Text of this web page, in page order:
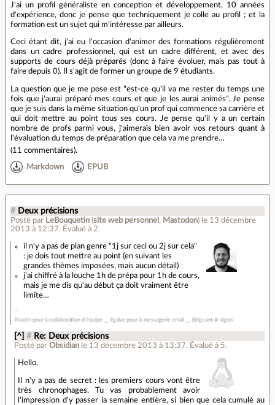
J'ai un profil généraliste en conception et développement, 10 années
d'expérience, donc je pense que techniquement je colle au profil ; et la
formation est un sujet qui m'intéresse par ailleurs.
Ceci étant dit, j'ai eu l'occasion d'animer des formations régulièrement
dans un cadre professionnel, qui est un cadre différent, et avec des
supports de cours déjà préparés (donc à faire évoluer, mais pas tout à
faire depuis 0). Il s'agit de former un groupe de 9 étudiants.
La question que je me pose est "est-ce qu'il va me rester du temps une
fois que j'aurai préparé mes cours et que je les aurai animés". Je pense
que je suis dans la même situation qu'un prof qui commence sa carrière et
qui doit mettre au point tous ses cours. Je pense qu'il y a un certain
nombre de profs parmi vous, j'aimerais bien avoir vos retours quant à
l'évaluation du temps de préparation que cela va me prendre…
(11 commentaires).
Markdown EPUB
# Deux précisions
Posté par LeBouquetin (site web personnel , Mastodon) le 13 décembre
2013 à 12:37. Évalué à 2.
il n'y a pas de plan genre "1j sur ceci ou 2j sur cela"
: je dois tout mettre au point (en suivant les
grandes thèmes imposées, mais aucun détail)
j'ai chiffré à la louche 1h de prépa pour 1h de cours,
mais je me dis qu'au début ça doit vraiment être
limite…
#tracim pour la collaboration d'équipe __ #galae pour la messagerie email __ dirigeant @ algoo
[^] # Re: Deux précisions
Posté parObsidian le 13 décembre 2013 à 13:37. Évalué à 5.
Hello,
Il n'y a pas de secret : les premiers cours vont être
très chronophages. Tu vas probablement avoir
l'impression d'y passer la semaine entière, si bien que cela cumulé au